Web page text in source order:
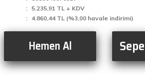
5.235,91 TL + KDV
4.860,44 TL (%3,00 havale indirimi)
Hemen Al